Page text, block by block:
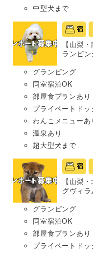
中型犬まで
宿
【山梨
ランピン
グランピング
同室宿泊OK
部屋食プランあり
プライベートドッ
わんこメニューあ
温泉あり
超大型犬まで
宿
【山梨
グヴィラ
グランピング
同室宿泊OK
部屋食プランあり
プライベートドッ